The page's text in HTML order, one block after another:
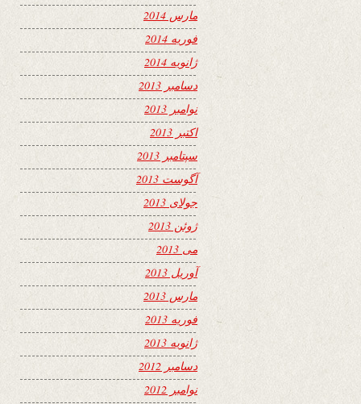
مارس 2014
فوریه 2014
ژانویه 2014
دسامبر 2013
نوامبر 2013
اکتبر 2013
سپتامبر 2013
آگوست 2013
جولای 2013
ژوئن 2013
می 2013
آوریل 2013
مارس 2013
فوریه 2013
ژانویه 2013
دسامبر 2012
نوامبر 2012